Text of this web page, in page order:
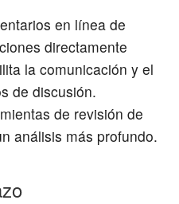
en línea de
directamente
la comunicación y el
de discusión.
de revisión de
análisis más profundo.